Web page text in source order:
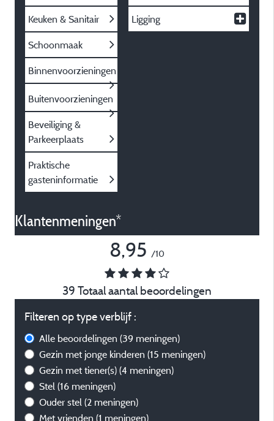
Keuken & Sanitair
Schoonmaak
Binnenvoorzieningen
Buitenvoorzieningen
Beveiliging &
Parkeerplaats
Praktische
gasteninformatie
Ligging
Klantenmeningen*
8,95 /10
39 Totaal aantal beoordelingen
Filteren op type verblijf :
Alle beoordelingen (39 meningen)
Gezin met jonge kinderen (15 meningen)
Gezin met tiener(s) (4 meningen)
Stel (16 meningen)
Ouder stel (2 meningen)
Met vrienden (1 meningen)